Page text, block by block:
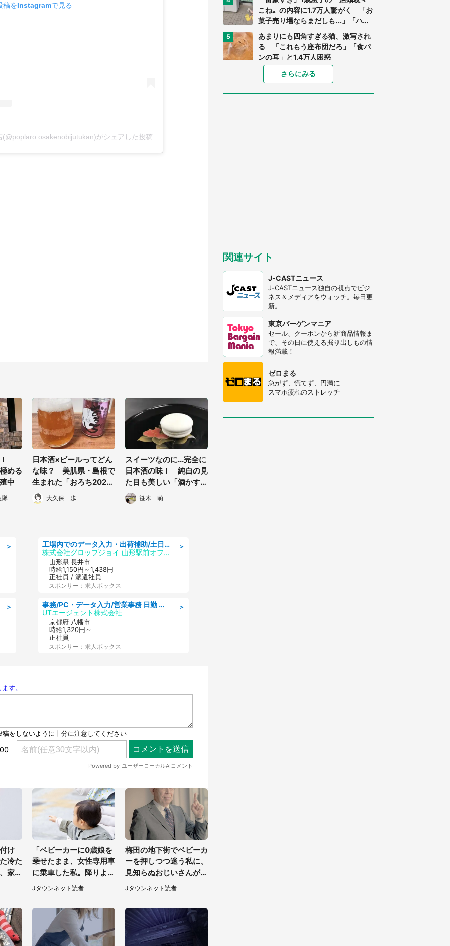
稿をInstagramで見る
がシェアした投稿
！
める
中
隊
日本酒×ビールってどん
な味？ 美肌県・島根で
生まれた「おろち202
1」を飲んでみたら→苦
手意識が吹き飛んだ
大久保 歩
スイーツなのに...完全に
日本酒の味！ 純白の見
た目も美しい「酒かすマ
カロン」食べてみた
笹木 萌
＞
＞
＞
工場内でのデータ入力・出荷補助/土日祝休/未経験歓迎/交通費支給
株式会社グロップジョイ 山形駅前オフィス
山形県 長井市
時給1,150円～1,438円
正社員 / 派遣社員
スポンサー：求人ボックス
＞
事務/PC・データ入力/営業事務 日勤 土日祝休み オフィス家具の会社で一般事務
UTエージェント株式会社
京都府 八幡市
時給1,320円～
正社員
スポンサー：求人ボックス
け
冷た
家の
「ベビーカーに0歳娘を
乗せたまま、女性専用車
に乗車した私。降りよう
としたところで...」（大
阪府・30代女性）
Jタウンネット読者
梅田の地下街でベビーカ
ーを押しつつ迷う私に、
見知らぬおじいさんがわ
ざわざ声をかけてきて
（兵庫県・30代女性）
Jタウンネット読者
こね〟の内容に1.7万人驚がく 「お
菓子売り場ならまだしも...」「ハー
あまりにも四角すぎる猫、激写され
る 「これもう座布団だろ」「食パ
ンの耳」と1.4万人困惑
家に〝デカい蛾〟が居座り続けて3
日間...ビビり続けた住人 判明した
〝まさかの正体〟に14万人も困惑
さらにみる
関連サイト
J-CASTニュース
J-CASTニュース独自の視点でビジ
ネス＆メディアをウォッチ。毎日更
新。
東京バーゲンマニア
セール、クーポンから新商品情報ま
で、その日に使える掘り出しもの情
報満載！
ゼロまる
急がず、慌てず、円満に
スマホ疲れのストレッチ